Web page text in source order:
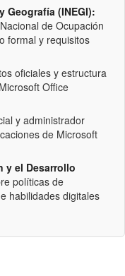
(INEGI):
de Ocupación
formal y requisitos
oficiales y estructura
Office
y administrador
de Microsoft
y el Desarrollo
políticas de
habilidades digitales